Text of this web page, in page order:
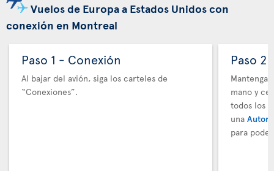
Vuelos de Europa a Estados Unidos con
conexión en Montreal
Paso 1 - Conexión
Al bajar del avión, siga los carteles de
“Conexiones”.
Paso 2
Mantenga
mano y
todos los
una
para